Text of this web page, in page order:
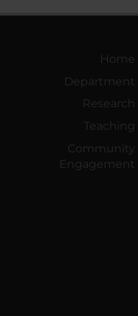
Home
Department
Research
Teaching
Community
Engagement